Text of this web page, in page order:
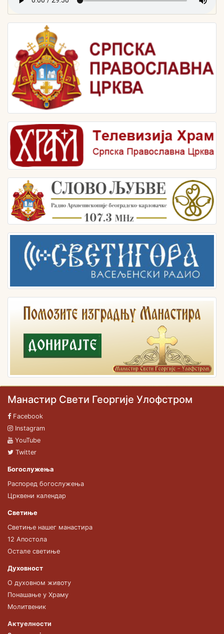
Манастир Свети Георгије Улофстром
Facebook
Instagram
YouTube
Twitter
Богослужења
Распоред богослужења
Црквени календар
Светиње
Светиње нашег манастира
12 Апостола
Остале светиње
Духовност
О духовном животу
Понашање у Храму
Молитвеник
Актуелности